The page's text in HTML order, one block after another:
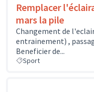
Remplacer
mars la pile
Changement de
entrainement) ,
Beneficier de...
Sport